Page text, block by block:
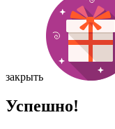
закрыть
Успешно!